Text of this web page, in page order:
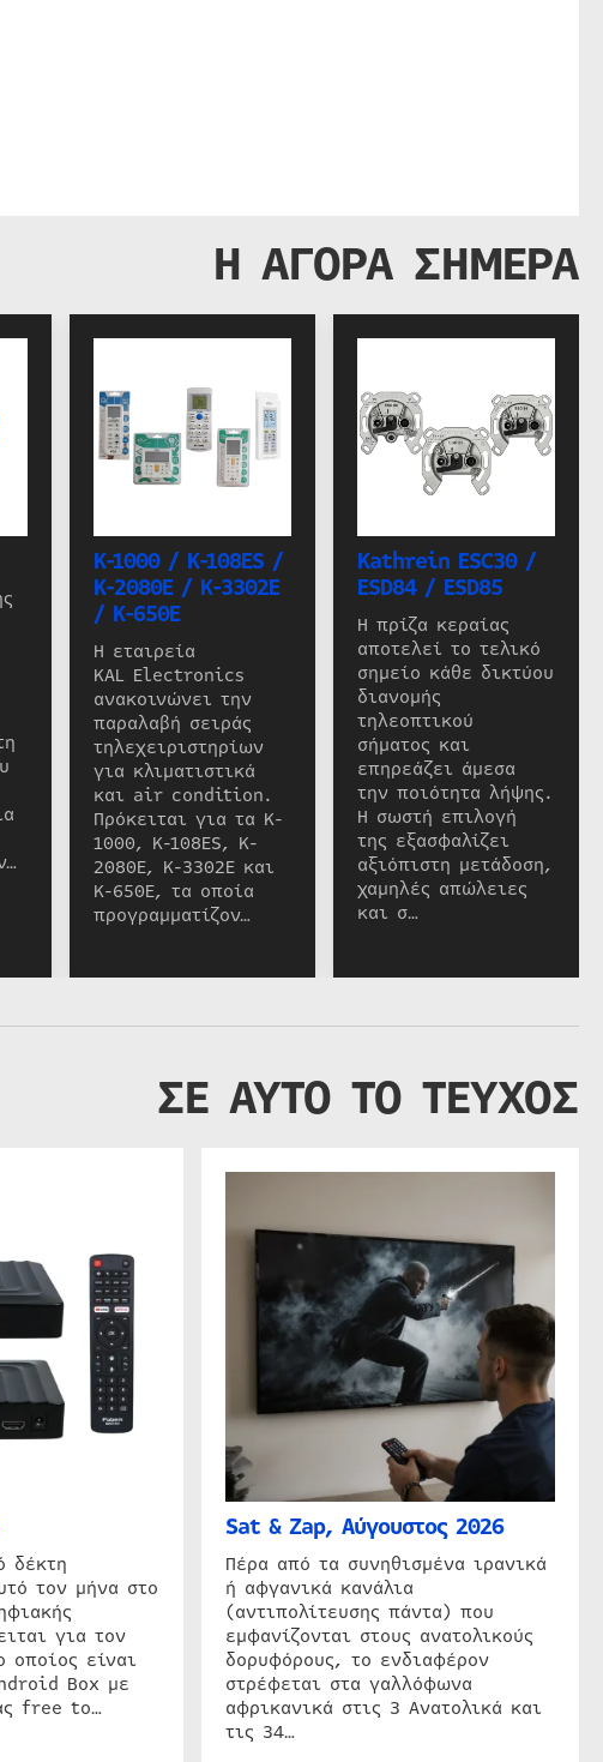
Η ΑΓΟΡΑ ΣΗΜΕΡΑ
K-1000 / K-108ES /
K-2080E / K-3302E
/ K-650E
Η εταιρεία
KAL Electronics
ανακοινώνει την
παραλαβή σειράς
τηλεχειριστηρίων
για κλιματιστικά
και air condition.
Πρόκειται για τα K-
1000, K-108ES, K-
2080E, K-3302E και
K-650E, τα οποία
προγραμματίζον…
Kathrein ESC30 /
ESD84 / ESD85
Η πρίζα κεραίας
αποτελεί το τελικό
σημείο κάθε δικτύου
διανομής
τηλεοπτικού
σήματος και
επηρεάζει άμεσα
την ποιότητα λήψης.
Η σωστή επιλογή
της εξασφαλίζει
αξιόπιστη μετάδοση,
χαμηλές απώλειες
και σ…
ΣΕ ΑΥΤΟ ΤΟ ΤΕΥΧΟΣ
δέκτη
τον μήνα στο
για τον
οποίος είναι
Box με
free to…
Sat & Zap, Αύγουστος 2026
Πέρα από τα συνηθισμένα ιρανικά
ή αφγανικά κανάλια
(αντιπολίτευσης πάντα) που
εμφανίζονται στους ανατολικούς
δορυφόρους, το ενδιαφέρον
στρέφεται στα γαλλόφωνα
αφρικανικά στις 3 Ανατολικά και
τις 34…